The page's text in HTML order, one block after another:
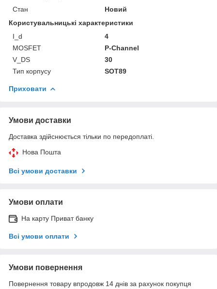
Стан
Новий
Користувальницькі характеристики
I_d
4
MOSFET
P-Channel
V_DS
30
Тип корпусу
SOT89
Приховати
Умови доставки
Доставка здійснюється тільки по передоплаті.
Нова Пошта
Всі умови доставки
Умови оплати
На карту Приват банку
Всі умови оплати
Умови повернення
Повернення товару впродовж 14 днів за рахунок покупця